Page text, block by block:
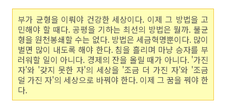
부가 균형을 이뤄야 건강한 세상이다. 이제 그 방법을 고
민해야 할 때다. 공평을 기하는 최선의 방법은 뭘까. 불균
형을 원천봉쇄할 수는 없다. 방법은 세금혁명뿐이다. 많이
벌면 많이 내도록 해야 한다. 침을 흘리며 마냥 승자를 부
러워할 일이 아니다. 경제의 잔을 올릴 때가 아니다. '가진
자'와 '갖지 못한 자'의 세상을 '조금 더 가진 자'와 '조금
덜 가진 자'의 세상으로 바꿔야 한다. 이제 그 꿈을 꿔야 한
다.